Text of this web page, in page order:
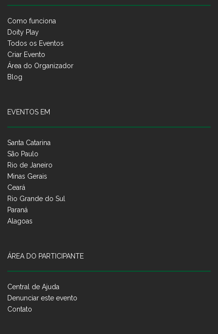
Como funciona
Doity Play
Todos os Eventos
Criar Evento
Área do Organizador
Blog
EVENTOS EM
Santa Catarina
São Paulo
Rio de Janeiro
Minas Gerais
Ceará
Rio Grande do Sul
Paraná
Alagoas
ÁREA DO PARTICIPANTE
Central de Ajuda
Denunciar este evento
Contato